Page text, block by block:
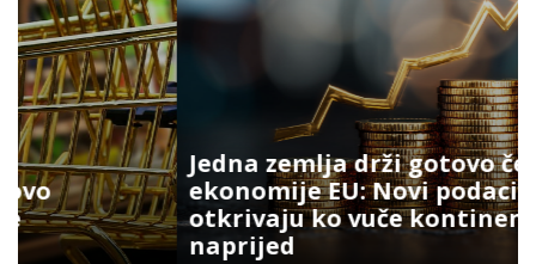
Jedna zemlja drži gotovo četvrtinu
ekonomije EU: Novi podaci
otkrivaju ko vuče kontinent
naprijed